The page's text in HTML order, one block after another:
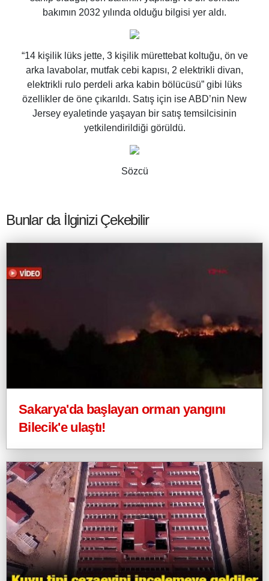
bakımın 2032 yılında olduğu bilgisi yer aldı.
“14 kişilik lüks jette, 3 kişilik mürettebat koltuğu, ön ve
arka lavabolar, mutfak cebi kapısı, 2 elektrikli divan,
elektrikli rulo perdeli arka kabin bölücüsü” gibi lüks
özellikler de öne çıkarıldı. Satış için ise ABD’nin New
Jersey eyaletinde yaşayan bir satış temsilcisinin
yetkilendirildiği görüldü.
Sözcü
Bunlar da İlginizi Çekebilir
Sakarya'da başlayan orman yangını
Bilecik'e ulaştı!